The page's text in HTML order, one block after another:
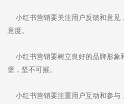
小红书营销要关注用户反馈和意见
意度。
小红书营销要树立良好的品牌形象
堡，坚不可摧。
小红书营销要注重用户互动和参与